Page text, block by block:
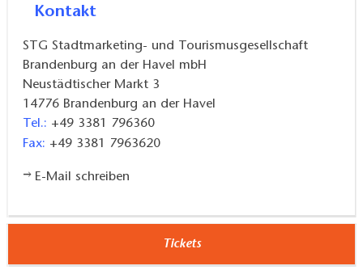
Kontakt
STG Stadtmarketing- und Tourismusgesellschaft
Brandenburg an der Havel mbH
Neustädtischer Markt 3
14776 Brandenburg an der Havel
Tel.: +49 3381 796360
Fax: +49 3381 7963620
E-Mail schreiben
Tickets